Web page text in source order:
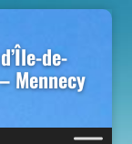
de-
Mennecy